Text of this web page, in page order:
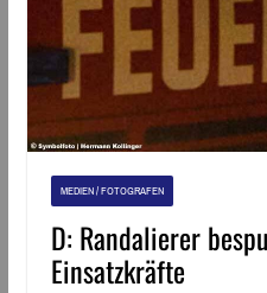
MEDIEN / FOTOGRAFEN
D: Randalierer
Einsatzkräfte